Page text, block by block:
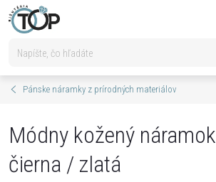
Prejsť
na
Pánske náramky z prírodných materiálov
Módny kožený
čierna / zlatá